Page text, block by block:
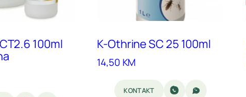
100ml
K-Othrine SC 25 100ml
14,50 KM
KONTAKT